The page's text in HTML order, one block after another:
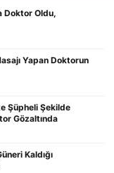
Doktor Oldu,
Yapan Doktorun
Şüpheli Şekilde
Gözaltında
Kaldığı